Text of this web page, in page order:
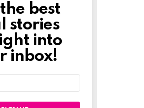
best
stories
into
inbox!